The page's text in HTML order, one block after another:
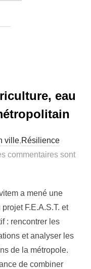
eau
ville,Résilience
commentaires sont
a mené une
F.E.A.S.T. et
: rencontrer les
et analyser les
de la métropole.
de combiner